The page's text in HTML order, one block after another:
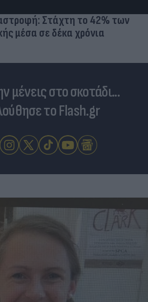
μένεις στο σκοτάδι...
το Flash.gr